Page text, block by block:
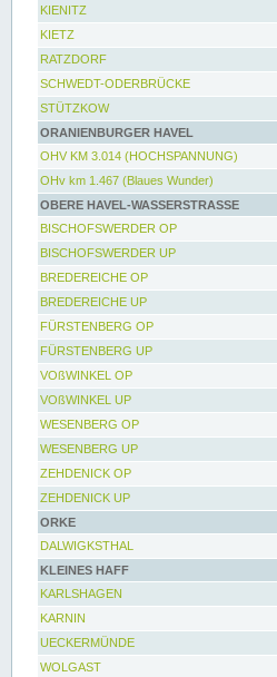
KIENITZ
KIETZ
RATZDORF
SCHWEDT-ODERBRÜCKE
STÜTZKOW
ORANIENBURGER HAVEL
OHV KM 3.014 (HOCHSPANNUNG)
OHv km 1.467 (Blaues Wunder)
OBERE HAVEL-WASSERSTRASSE
BISCHOFSWERDER OP
BISCHOFSWERDER UP
BREDEREICHE OP
BREDEREICHE UP
FÜRSTENBERG OP
FÜRSTENBERG UP
VOßWINKEL OP
VOßWINKEL UP
WESENBERG OP
WESENBERG UP
ZEHDENICK OP
ZEHDENICK UP
ORKE
DALWIGKSTHAL
KLEINES HAFF
KARLSHAGEN
KARNIN
UECKERMÜNDE
WOLGAST